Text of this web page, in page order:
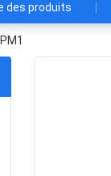
des produits